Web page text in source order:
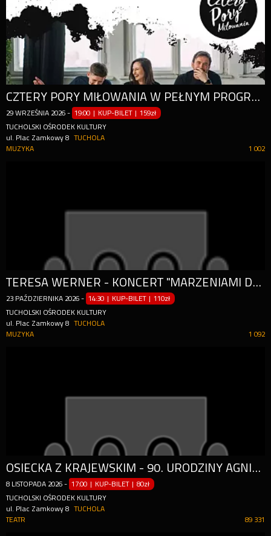
CZTERY PORY MIŁOWANIA W PEŁNYM PROGRAMIE KONCERTOWYM
29 WRZEŚNIA 2026 - 19:00 | KUP-BILET |159zł
TUCHOLSKI OŚRODEK KULTURY
ul. Plac Zamkowy 8
TUCHOLA
1 002
MUZYKA
TERESA WERNER - KONCERT "MARZENIAMI DO SUKCESU"
23 PAŹDZIERNIKA 2026 - 14:30 | KUP-BILET |110zł
TUCHOLSKI OŚRODEK KULTURY
ul. Plac Zamkowy 8
TUCHOLA
1 092
MUZYKA
OSIECKA Z KRAJEWSKIM - 90. URODZINY AGNIESZKI
8 LISTOPADA 2026 - 17:00 | KUP-BILET |80zł
TUCHOLSKI OŚRODEK KULTURY
ul. Plac Zamkowy 8
TUCHOLA
89 331
TEATR